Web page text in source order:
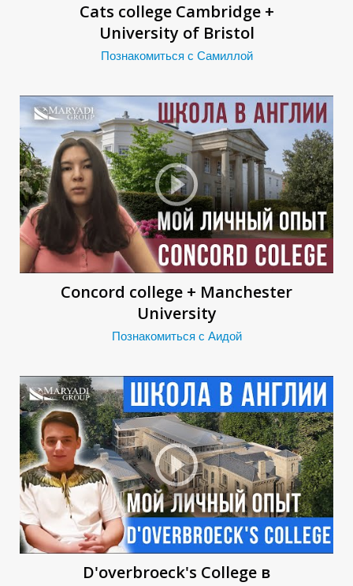
П
Cats college Cambridge +
University of Bristol
Познакомиться с Самиллой
Concord college + Manchester
University
Познакомиться с Аидой
D'overbroeck's College в